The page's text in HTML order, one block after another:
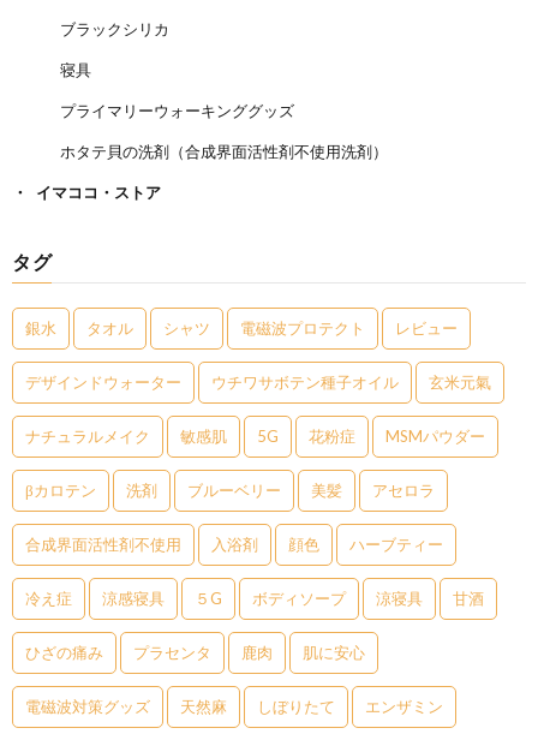
ブラックシリカ
寝具
プライマリーウォーキンググッズ
ホタテ貝の洗剤（合成界面活性剤不使用洗剤）
イマココ・ストア
タグ
銀水 タオル シャツ 電磁波プロテクト レビュー
デザインドウォーター ウチワサボテン種子オイル 玄米元氣
ナチュラルメイク 敏感肌 5G 花粉症 MSMパウダー
βカロテン 洗剤 ブルーベリー 美髪 アセロラ
合成界面活性剤不使用 入浴剤 顔色 ハーブティー
冷え症 涼感寝具 ５G ボディソープ 涼寝具 甘酒
ひざの痛み プラセンタ 鹿肉 肌に安心
電磁波対策グッズ 天然麻 しぼりたて エンザミン